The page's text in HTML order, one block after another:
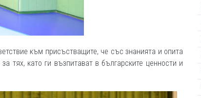
към присъстващите, че със знанията и опита
тях, като ги възпитават в българските ценности и